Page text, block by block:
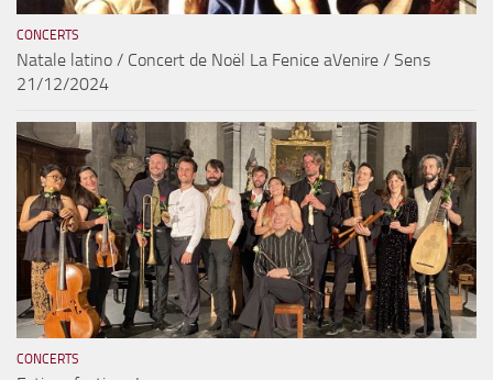
CONCERTS
Natale latino / Concert de Noël La Fenice aVenire / Sens
21/12/2024
CONCERTS